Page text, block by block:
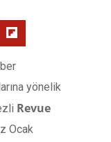
yönelik
Revue
Ocak